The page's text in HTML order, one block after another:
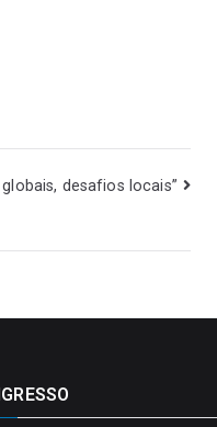
desafios locais”